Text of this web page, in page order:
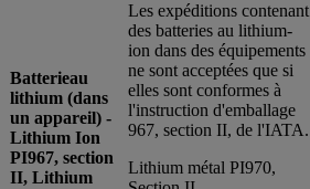
Batterieau
lithium (dans
un appareil) -
Lithium Ion
PI967, section
II, Lithium
Les expéditions contenant
des batteries au lithium-
ion dans des équipements
ne sont acceptées que si
elles sont conformes à
l'instruction d'emballage
967, section II, de l'IATA.
Lithium métal PI970,